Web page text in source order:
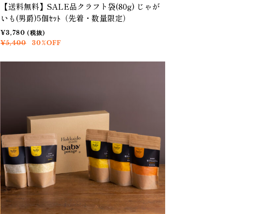
【送料無料】SALE品クラフト袋(80g) じゃが
いも(男爵)5個ｾｯﾄ（先着・数量限定）
¥3,780 (税抜)
¥5,400
30%OFF